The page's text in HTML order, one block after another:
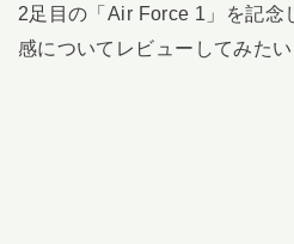
2足目の「Air Force 1」を記念
感についてレビューしてみたい